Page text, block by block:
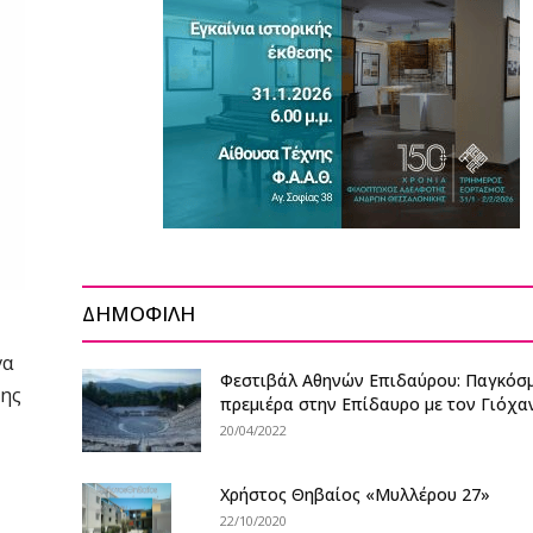
ΔΗΜΟΦΙΛΗ
Φεστιβάλ Αθηνών Επιδαύρου:
πρεμιέρα στην Επίδαυρο με τον
20/04/2022
Χρήστος Θηβαίος «Μυλλέρου 27»
22/10/2020